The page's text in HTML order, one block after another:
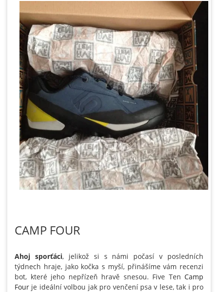
CAMP FOUR
Ahoj sporťáci, jelikož si s námi počasí v posledních
týdnech hraje, jako kočka s myší, přinášíme vám recenzi
bot, které jeho nepřízeň hravě snesou. Five Ten Camp
Four je ideální volbou jak pro venčení psa v lese, tak i pro